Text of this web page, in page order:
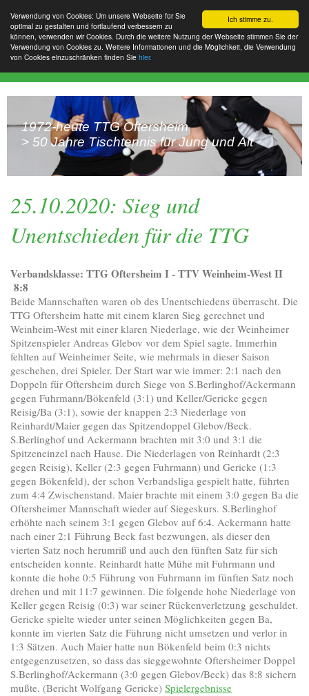
Ich stimme zu.
Verwendung von Cookies: Um unsere Webseite für Sie
optimal zu gestalten und fortlaufend verbessern zu
können, verwenden wir Cookies. Durch die weitere Nutzung der Webseite stimmen Sie der
Verwendung von Cookies zu. Weitere Informationen und die Möglichkeit, die Verwendung
von Cookies einzuschränken finden Sie hier.
1972-heute TTG Oftersheim
> 50 Jahre Tischtennis für Jung und Alt
25.10.2020: Sieg und
Unentschieden für die TTG
Verbandsklasse: TTG Oftersheim I - TTV Weinheim-West II
8:8
Beide Mannschaften waren ob des Unentschiedens überrascht. Die
TTG Oftersheim hatte mit einem klaren Sieg gerechnet und
Weinheim-West mit einer klaren Niederlage, wie der Weinheimer
Spitzenspieler Andreas Glebov vor dem Spiel sagte. Immerhin
fehlten auf Weinheimer Seite, wie mehrmals in dieser Saison
geschehen, drei Spieler. Der Start war wie immer: 2:1 nach den
Doppeln für Oftersheim durch Siege von S.Berlinghof/Ackermann
gegen Fuhrmann/Bökenfeld (3:1) und Keller/Gericke gegen
Reisig/Ba (3:1), sowie der knappen 2:3 Niederlage von
Reinhardt/Maier gegen das Spitzendoppel Glebov/Beck.
S.Berlinghof und Ackermann brachten mit 3:0 und 3:1 die
Spitzeneinzel nach Hause. Die Niederlagen von Reinhardt (2:3
gegen Reisig), Keller (2:3 gegen Fuhrmann) und Gericke (1:3
gegen Bökenfeld), der schon Verbandsliga gespielt hatte, führten
zum 4:4 Zwischenstand. Maier brachte mit einem 3:0 gegen Ba die
Oftersheimer Mannschaft wieder auf Siegeskurs. S.Berlinghof
erhöhte nach seinem 3:1 gegen Glebov auf 6:4. Ackermann hatte
nach einer 2:1 Führung Beck fast bezwungen, als dieser den
vierten Satz noch herumriß und auch den fünften Satz für sich
entscheiden konnte. Reinhardt hatte Mühe mit Fuhrmann und
konnte die hohe 0:5 Führung von Fuhrmann im fünften Satz noch
drehen und mit 11:7 gewinnen. Die folgende hohe Niederlage von
Keller gegen Reisig (0:3) war seiner Rückenverletzung geschuldet.
Gericke spielte wieder unter seinen Möglichkeiten gegen Ba,
konnte im vierten Satz die Führung nicht umsetzen und verlor in
1:3 Sätzen. Auch Maier hatte nun Bökenfeld beim 0:3 nichts
entgegenzusetzen, so dass das sieggewohnte Oftersheimer Doppel
S.Berlinghof/Ackermann (3:0 gegen Glebov/Beck) das 8:8 sichern
mußte. (Bericht Wolfgang Gericke) Spielergebnisse